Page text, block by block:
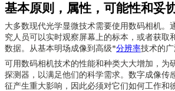
基本原则，属性，可能性和妥
大多数现代光学显微技术需要使用数码相机。
究人员可以实时观察屏幕上的标本，或者获取
数据。从基本明场成像到高级*分辨率技术的广
可用数码相机技术的性能和种类大大增加，为
探测器，以满足他们的科学需求。数字成像传
征产生重大影响，因此必须对它们如何工作和